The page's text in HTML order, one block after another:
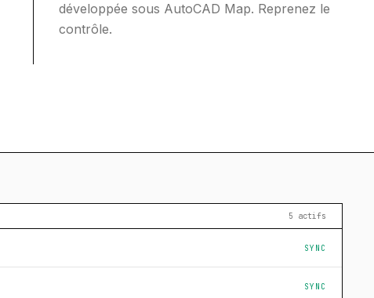
développée sous AutoCAD Map. Reprenez le
contrôle.
5 actifs
SYNC
SYNC